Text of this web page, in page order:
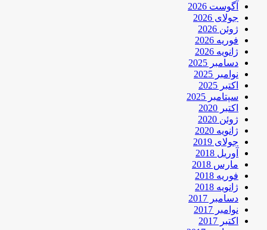
آگوست 2026
جولای 2026
ژوئن 2026
فوریه 2026
ژانویه 2026
دسامبر 2025
نوامبر 2025
اکتبر 2025
سپتامبر 2025
اکتبر 2020
ژوئن 2020
ژانویه 2020
جولای 2019
آوریل 2018
مارس 2018
فوریه 2018
ژانویه 2018
دسامبر 2017
نوامبر 2017
اکتبر 2017